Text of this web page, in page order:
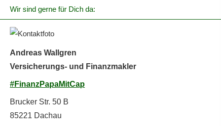
Wir sind gerne für Dich da:
Andreas Wallgren
Versicherungs- und Finanzmakler
#FinanzPapaMitCap
Brucker Str. 50 B
85221 Dachau